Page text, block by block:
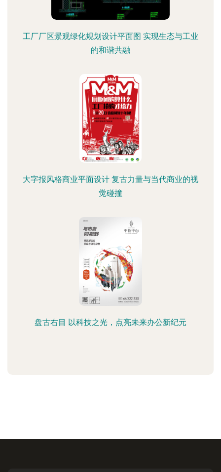
工厂厂区景观绿化规划设计平面图 实现生态与工业
的和谐共融
大字报风格商业平面设计 复古力量与当代商业的视
觉碰撞
盘古右目 以科技之光，点亮未来办公新纪元